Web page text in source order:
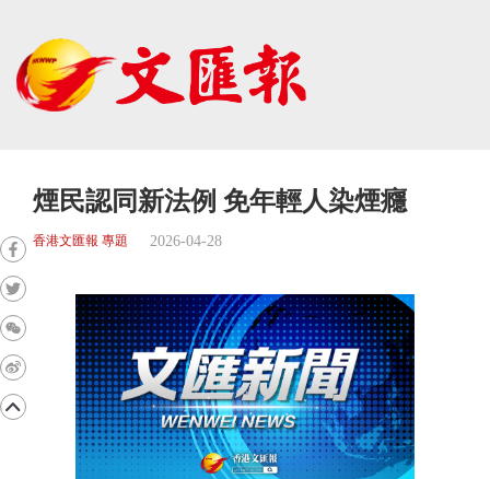
煙民認同新法例 免年輕人染煙癮
香港文匯報 專題 2026-04-28